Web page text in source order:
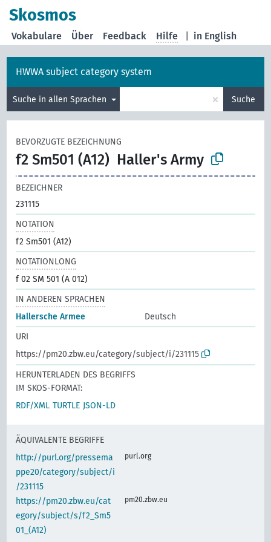
Skosmos
in English
Vokabulare Über Feedback Hilfe
HWWA subject category system
Suche in allen Sprachen × Suche
BEVORZUGTE BEZEICHNUNG
f2 Sm501 (A12) Haller's Army
BEZEICHNER
231115
NOTATION
f2 Sm501 (A12)
NOTATIONLONG
f 02 SM 501 (A 012)
IN ANDEREN SPRACHEN
Hallersche Armee
Deutsch
URI
https://pm20.zbw.eu/category/subject/i/231115
HERUNTERLADEN DES BEGRIFFS
IM SKOS-FORMAT:
RDF/XML TURTLE JSON-LD
ÄQUIVALENTE BEGRIFFE
http://purl.org/pressema
ppe20/category/subject/i
/231115
purl.org
https://pm20.zbw.eu/cat
egory/subject/s/f2_Sm5
01_(A12)
pm20.zbw.eu